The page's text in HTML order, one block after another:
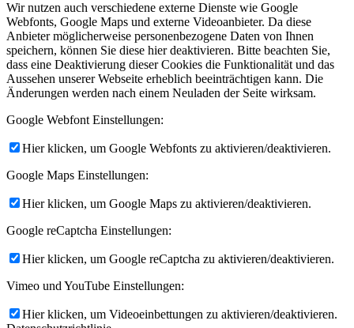
Wir nutzen auch verschiedene externe Dienste wie Google
Webfonts, Google Maps und externe Videoanbieter. Da diese
Anbieter möglicherweise personenbezogene Daten von Ihnen
speichern, können Sie diese hier deaktivieren. Bitte beachten Sie,
dass eine Deaktivierung dieser Cookies die Funktionalität und das
Aussehen unserer Webseite erheblich beeinträchtigen kann. Die
Änderungen werden nach einem Neuladen der Seite wirksam.
Google Webfont Einstellungen:
Hier klicken, um Google Webfonts zu aktivieren/deaktivieren.
Google Maps Einstellungen:
Hier klicken, um Google Maps zu aktivieren/deaktivieren.
Google reCaptcha Einstellungen:
Hier klicken, um Google reCaptcha zu aktivieren/deaktivieren.
Vimeo und YouTube Einstellungen:
Hier klicken, um Videoeinbettungen zu aktivieren/deaktivieren.